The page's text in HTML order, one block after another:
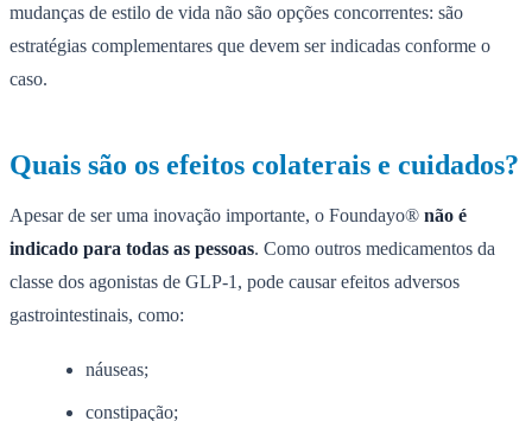
mudanças de estilo de vida não são opções concorrentes: são
estratégias complementares que devem ser indicadas conforme o
caso.
Quais são os efeitos colaterais e cuidados?
Apesar de ser uma inovação importante, o Foundayo® não é
indicado para todas as pessoas. Como outros medicamentos da
classe dos agonistas de GLP-1, pode causar efeitos adversos
gastrointestinais, como:
náuseas;
constipação;